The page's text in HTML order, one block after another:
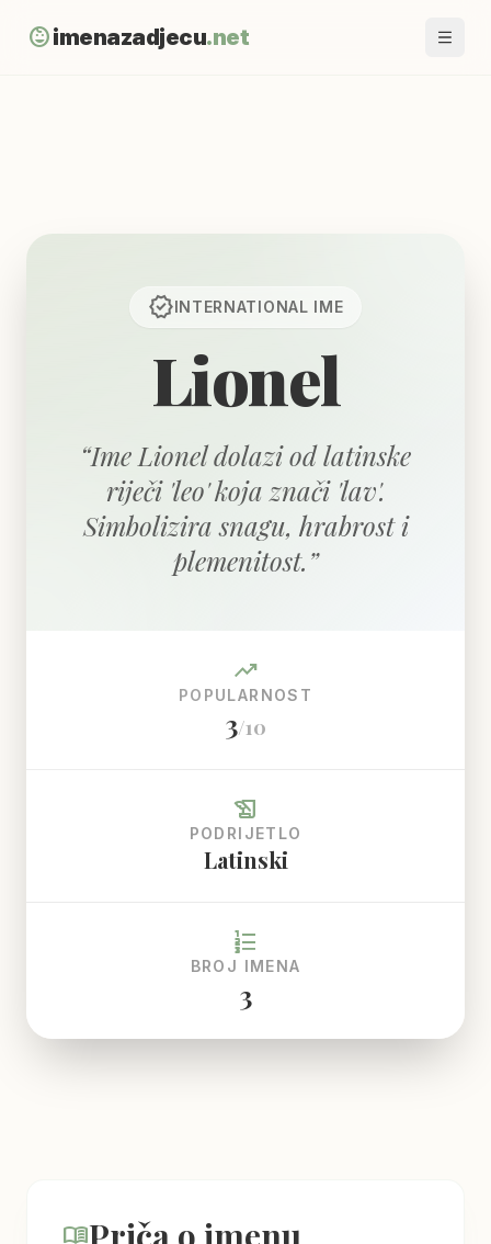
child_careimenazadjecu.net
verifiedINTERNATIONAL IME
Lionel
“Ime Lionel dolazi od latinske
riječi 'leo' koja znači 'lav'.
Simbolizira snagu, hrabrost i
plemenitost.”
trending_up
POPULARNOST
3/10
history_edu
PODRIJETLO
Latinski
format_list_numbered
BROJ IMENA
3
menu_bookPriča o imenu